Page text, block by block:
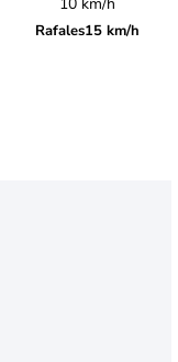
Rafales15 km/h